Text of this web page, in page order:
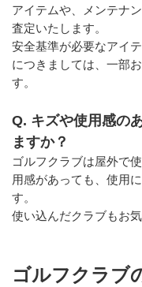
アイテムや、メンテナ
査定いたします。
安全基準が必要なアイ
につきましては、一部
す。
Q. キズや使用感の
ますか？
ゴルフクラブは屋外で
用感があっても、使用
す。
使い込んだクラブもお
ゴルフクラブ